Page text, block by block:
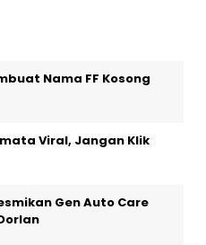
Nama FF Kosong
Viral, Jangan Klik
Gen Auto Care